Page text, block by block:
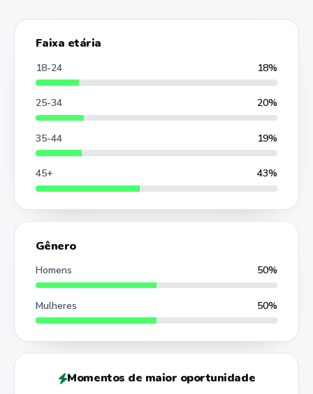
Faixa etária
18-24 18%
25-34 20%
35-44 19%
45+ 43%
Gênero
Homens 50%
Mulheres 50%
Momentos de maior oportunidade